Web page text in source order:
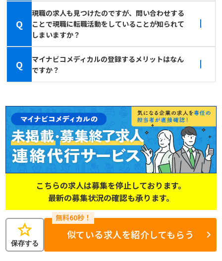
Q
現職の求人も見つけたのですが、問い合わせする
ことで現職に転職活動をしていることが知られて
しまいますか？
Q
マイナビコメディカルの登録するメリットはなん
ですか？
こちらの求人は募集を停止しております。
最新の募集状況の確認も承ります。
star
保存する
似ている求人を紹介してもらう